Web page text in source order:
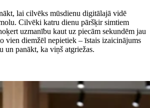
lai cilvēks mūsdienu digitālajā vidē
Cilvēki katru dienu pāršķir simtiem
uzmanību kaut uz piecām sekundēm jau
vien diemžēl nepietiek – īstais izaicinājums
un panākt, ka viņš atgriežas.